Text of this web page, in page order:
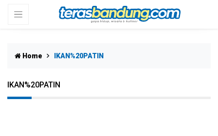
Home IKAN%20PATIN
IKAN%20PATIN